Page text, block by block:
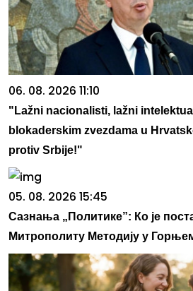
06. 08. 2026 11:10
"Lažni nacionalisti, lažni
blokaderskim zvezdama u
protiv Srbije!"
05. 08. 2026 15:45
Сазнања „Политике”: Ко је
Митрополиту Методију у